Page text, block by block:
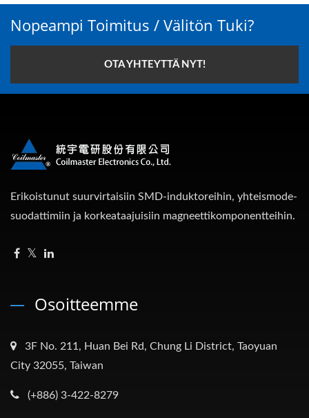
Nopeampi Toimitus / Välitön Tuki?
OTA YHTEYTTÄ NYT!
Erikoistunut suurvirtaisiin SMD-induktoreihin, yhteismode-
suodattimiin ja korkeataajuisiin magneettikomponentteihin.
Osoitteemme
3F No. 211, Huan Bei Rd, Chung Li District, Taoyuan
City 32055, Taiwan
(+886) 3-422-8279